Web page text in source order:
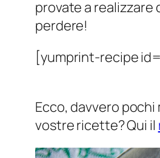
provate a
perdere!
[yumprint-recipe
Ecco, davvero
vostre ricette? Qui il